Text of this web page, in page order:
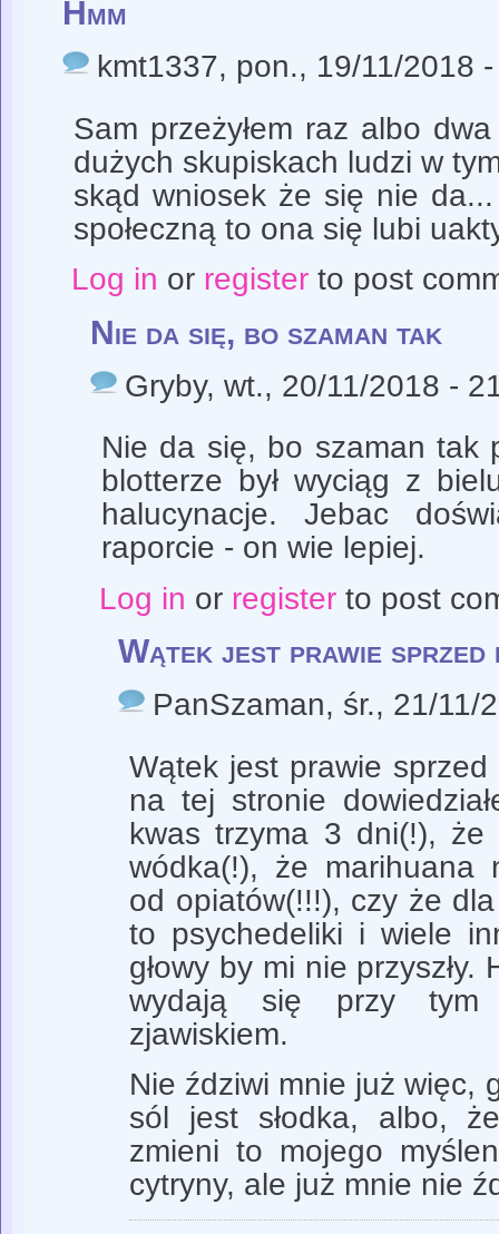
Hmm
kmt1337, pon., 19/11/2018
Sam przeżyłem raz albo
dużych skupiskach ludzi w
skąd wniosek że się nie
społeczną to ona się lubi
Log in or registerto post
Nie da się, bo szaman tak
Gryby, wt., 20/11/2018 -
Nie da się, bo szaman tak
blotterze był wyciąg z
halucynacje. Jebac
raporcie - on wie lepiej.
Log in or registerto post
Wątek jest prawie sprzed
PanSzaman, śr., 21/11/
Wątek jest prawie
na tej stronie
kwas trzyma 3 dni(!),
wódka(!), że marihuana
od opiatów(!!!), czy że
to psychedeliki i wiele
głowy by mi nie
wydają się przy tym
zjawiskiem.
Nie ździwi mnie już więc,
sól jest słodka, albo,
zmieni to mojego
cytryny, ale już mnie nie